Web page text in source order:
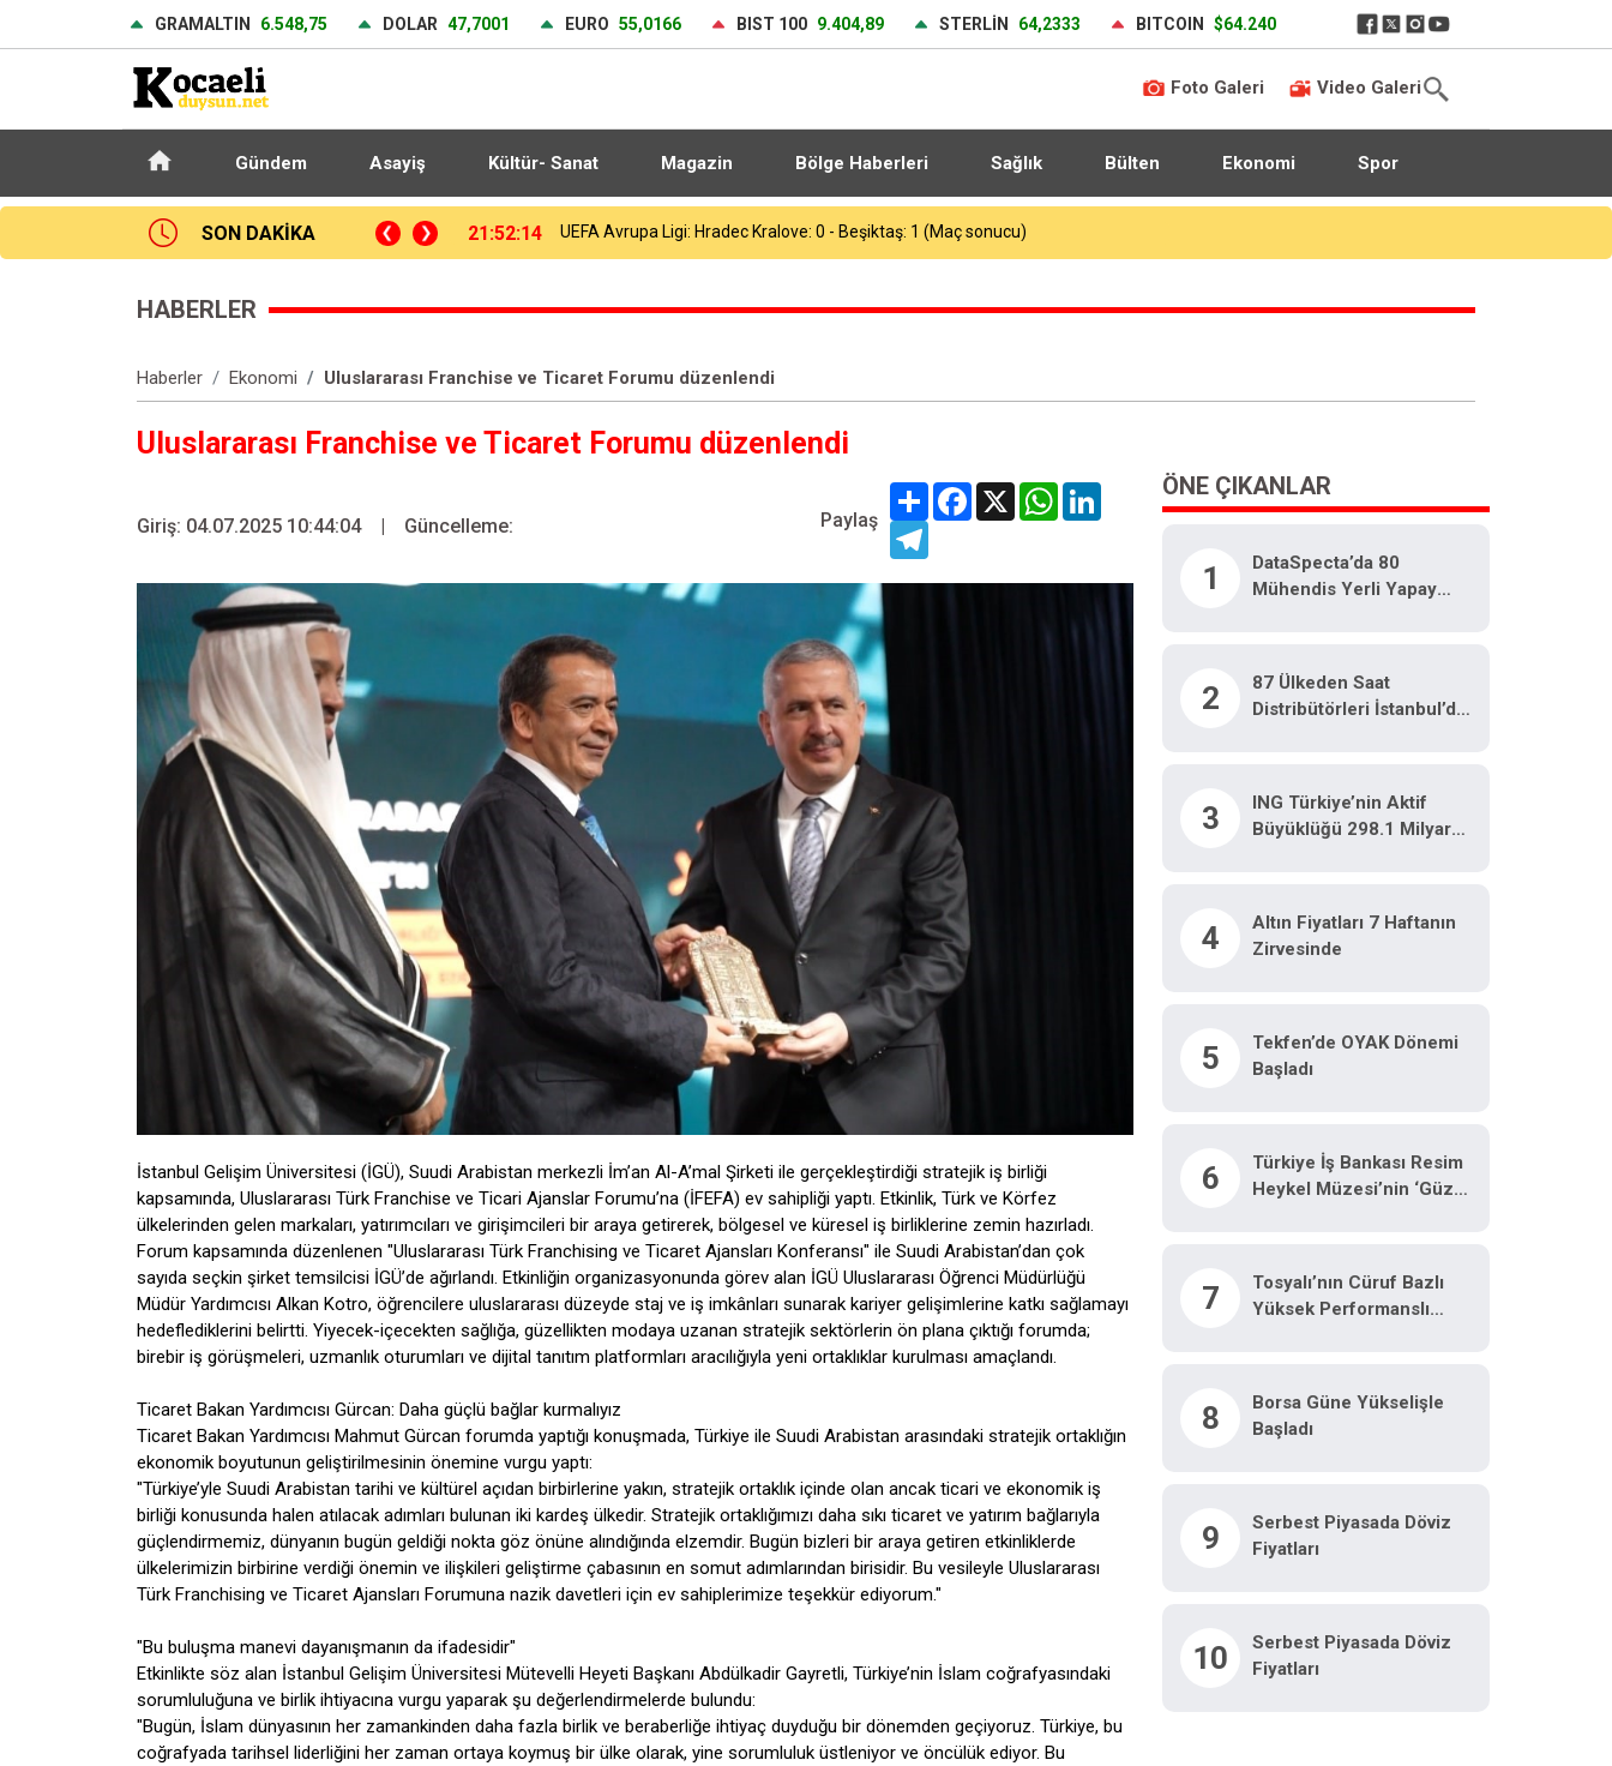
GRAMALTIN 6.548,75 DOLAR 47,7001 EURO 55,0166 BIST 100 9.404,89 STERLİN 64,2333 BITCOIN $64.240
Foto Galeri Video Galeri
Gündem Asayiş Kültür- Sanat Magazin Bölge Haberleri Sağlık Bülten Ekonomi Spor
SON DAKİKA 21:37:53 Heybeliada Deniz Harp Okulu’nda çıkan yangın söndürüldü
HABERLER
Haberler Ekonomi Uluslararası Franchise ve Ticaret Forumu düzenlendi
Uluslararası Franchise ve Ticaret Forumu düzenlendi
Giriş: 04.07.2025 10:44:04 | Güncelleme: Paylaş
ShareFacebook
X WhatsAppLinkedIn
Telegram
İstanbul Gelişim Üniversitesi (İGÜ), Suudi Arabistan merkezli İm’an Al-A’mal Şirketi ile gerçekleştirdiği stratejik iş birliği
kapsamında, Uluslararası Türk Franchise ve Ticari Ajanslar Forumu’na (İFEFA) ev sahipliği yaptı. Etkinlik, Türk ve Körfez
ülkelerinden gelen markaları, yatırımcıları ve girişimcileri bir araya getirerek, bölgesel ve küresel iş birliklerine zemin hazırladı.
Forum kapsamında düzenlenen "Uluslararası Türk Franchising ve Ticaret Ajansları Konferansı" ile Suudi Arabistan’dan çok
sayıda seçkin şirket temsilcisi İGÜ’de ağırlandı. Etkinliğin organizasyonunda görev alan İGÜ Uluslararası Öğrenci Müdürlüğü
Müdür Yardımcısı Alkan Kotro, öğrencilere uluslararası düzeyde staj ve iş imkânları sunarak kariyer gelişimlerine katkı sağlamayı
hedeflediklerini belirtti. Yiyecek-içecekten sağlığa, güzellikten modaya uzanan stratejik sektörlerin ön plana çıktığı forumda;
birebir iş görüşmeleri, uzmanlık oturumları ve dijital tanıtım platformları aracılığıyla yeni ortaklıklar kurulması amaçlandı.
Ticaret Bakan Yardımcısı Gürcan: Daha güçlü bağlar kurmalıyız
Ticaret Bakan Yardımcısı Mahmut Gürcan forumda yaptığı konuşmada, Türkiye ile Suudi Arabistan arasındaki stratejik ortaklığın
ekonomik boyutunun geliştirilmesinin önemine vurgu yaptı:
"Türkiye’yle Suudi Arabistan tarihi ve kültürel açıdan birbirlerine yakın, stratejik ortaklık içinde olan ancak ticari ve ekonomik iş
birliği konusunda halen atılacak adımları bulunan iki kardeş ülkedir. Stratejik ortaklığımızı daha sıkı ticaret ve yatırım bağlarıyla
güçlendirmemiz, dünyanın bugün geldiği nokta göz önüne alındığında elzemdir. Bugün bizleri bir araya getiren etkinliklerde
ülkelerimizin birbirine verdiği önemin ve ilişkileri geliştirme çabasının en somut adımlarından birisidir. Bu vesileyle Uluslararası
Türk Franchising ve Ticaret Ajansları Forumuna nazik davetleri için ev sahiplerimize teşekkür ediyorum."
"Bu buluşma manevi dayanışmanın da ifadesidir"
Etkinlikte söz alan İstanbul Gelişim Üniversitesi Mütevelli Heyeti Başkanı Abdülkadir Gayretli, Türkiye’nin İslam coğrafyasındaki
sorumluluğuna ve birlik ihtiyacına vurgu yaparak şu değerlendirmelerde bulundu:
"Bugün, İslam dünyasının her zamankinden daha fazla birlik ve beraberliğe ihtiyaç duyduğu bir dönemden geçiyoruz. Türkiye, bu
coğrafyada tarihsel liderliğini her zaman ortaya koymuş bir ülke olarak, yine sorumluluk üstleniyor ve öncülük ediyor. Bu
ÖNE ÇIKANLAR
1
DataSpecta’da 80
Mühendis Yerli Yapay
2
87 Ülkeden Saat
Distribütörleri İstanbul’da
3
ING Türkiye’nin Aktif
Büyüklüğü 298.1 Milyar
4
Altın Fiyatları 7 Haftanın
Zirvesinde
5
Tekfen’de OYAK Dönemi
Başladı
6
Türkiye İş Bankası Resim
Heykel Müzesi’nin ‘Güz
7
Tosyalı’nın Cüruf Bazlı
Yüksek Performanslı
8
Borsa Güne Yükselişle
Başladı
9
Serbest Piyasada Döviz
Fiyatları
10
Serbest Piyasada Döviz
Fiyatları